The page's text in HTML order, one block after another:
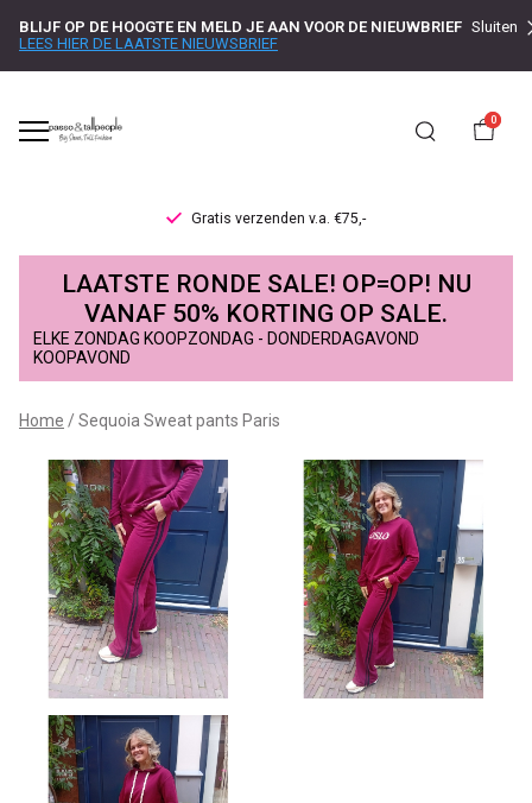
BLIJF OP DE HOOGTE EN MELD JE AAN VOOR DE NIEUWBRIEF
LEES HIER DE LAATSTE NIEUWSBRIEF
Sluiten
0
Sequoia
Sweat
pants
Paris
Passo
LAATSTE RONDE SALE! OP=OP! NU
VANAF 50% KORTING OP SALE.
ELKE ZONDAG KOOPZONDAG - DONDERDAGAVOND
KOOPAVOND
Home Sequoia Sweat pants Paris